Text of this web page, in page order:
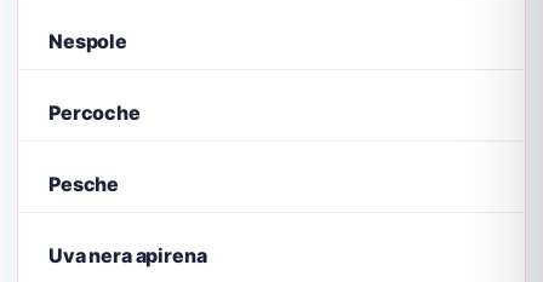
Nespole
Percoche
Pesche
Uva nera apirena